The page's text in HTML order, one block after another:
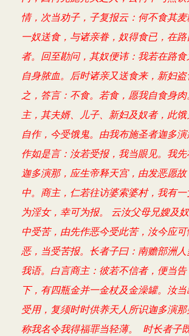
情，次当劝子，子复报云：何不食其
一奴送食，与诸亲眷，奴得食已，在
者。回至勘问，其奴便讳：我若在路
自身脓血。后时诸亲又送食来，新妇
之，答言：不食。若食，愿我自食身
主，其夫婿、儿子、新妇及奴者，此
自作，今受饿鬼。由我布施圣者迦多演
作如是言：汝若受报，我当眼见。我
迦多演那，应生帝释天宫，由发恶愿
中。商主，仁若往访婆索婆村，我有
为淫女，幸可为报。 云汝父母兄嫂及
中受苦，由先作恶今受此苦，汝今应
恶，当受苦报。长者子曰：南赡部洲
我语。白言商主：彼若不信者，便当
下，有四瓶金并一金杖及金澡罐。汝
受用，复须时时供养天人所识迦多演
称我名令我得福罪当轻薄。 时长者子